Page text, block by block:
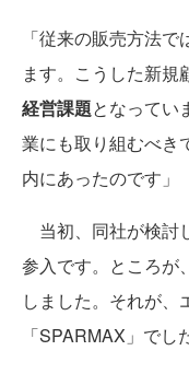
「従来の販売方法
ます。こうした新規
経営課題となってい
業にも取り組むべき
内にあったのです」
当初、同社が検討
参入です。ところが
しました。それが、
「SPARMAX」でし